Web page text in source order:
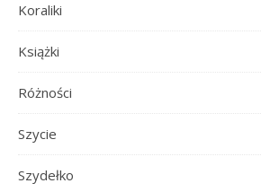
Koraliki
Książki
Różności
Szycie
Szydełko